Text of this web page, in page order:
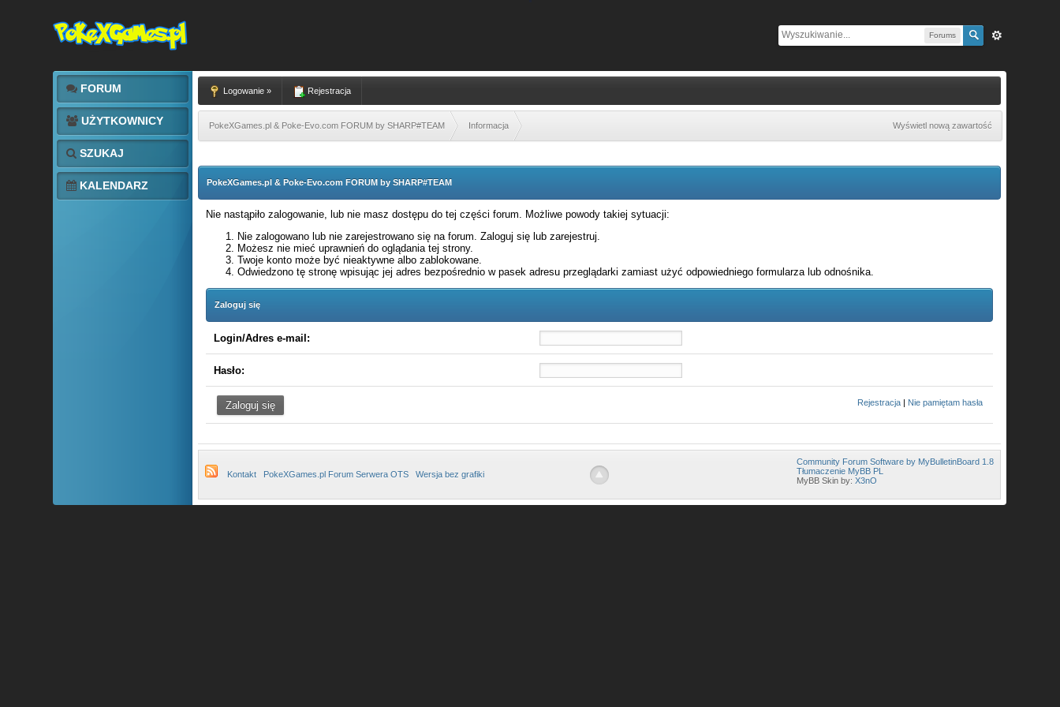
Forums
FORUM
UŻYTKOWNICY
SZUKAJ
KALENDARZ
Logowanie » Rejestracja
PokeXGames.pl & Poke-Evo.com FORUM by SHARP#TEAM Informacja Wyświetl nową zawartość
PokeXGames.pl & Poke-Evo.com FORUM by SHARP#TEAM
Nie nastąpiło zalogowanie, lub nie masz dostępu do tej części forum. Możliwe powody takiej sytuacji:
Nie zalogowano lub nie zarejestrowano się na forum. Zaloguj się lub zarejestruj.
Możesz nie mieć uprawnień do oglądania tej strony.
Twoje konto może być nieaktywne albo zablokowane.
Odwiedzono tę stronę wpisując jej adres bezpośrednio w pasek adresu przeglądarki zamiast użyć odpowiedniego formularza lub odnośnika.
Zaloguj się
Login/Adres e-mail:
Hasło:
Rejestracja | Nie pamiętam hasła
Kontakt PokeXGames.pl Forum Serwera OTS Wersja bez grafiki
Community Forum Software by MyBulletinBoard 1.8
Tłumaczenie MyBB PL
MyBB Skin by:X3nO